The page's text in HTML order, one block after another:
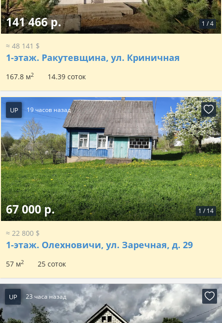
1 /4
141 466 р.
≈ 48 141 $
1-этаж. Ракутевщина, ул. Криничная
167.8 м2 14.39 соток
UP 19 часов назад
1 / 14
67 000 р.
≈ 22 800 $
1-этаж. Олехновичи, ул. Заречная, д. 29
57 м2 25 соток
UP 23 часа назад